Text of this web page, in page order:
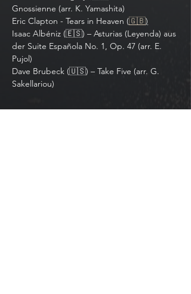
Gnossienne (arr. K. Yamashita)
Eric Clapton - Tears in Heaven (🇬🇧)
Isaac Albéniz (🇪🇸) – Asturias (Leyenda) aus
der Suite Española No. 1, Op. 47 (arr. E.
Pujol)
Dave Brubeck (🇺🇸) – Take Five (arr. G.
Sakellariou)